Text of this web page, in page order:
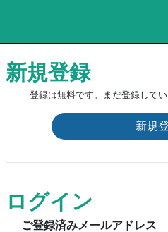
新規登録
登録は無料です。まだ登録して
新規
ログイン
ご登録済みメールアドレス